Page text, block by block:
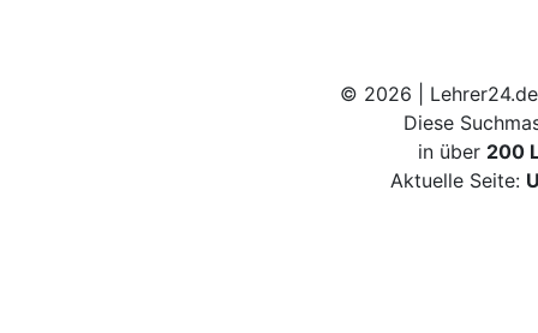
© 2026 |
Diese
in über 200
Aktuelle Seite: